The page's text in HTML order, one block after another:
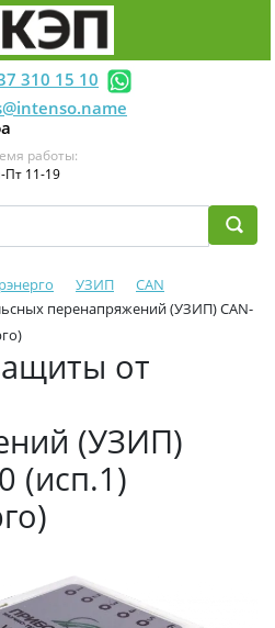
310 15 10
работы:
Пт 11-19
УЗИП
CAN
перенапряжений (УЗИП) CAN-
от
(УЗИП)
(исп.1)